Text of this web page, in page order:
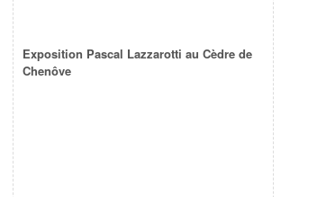
Exposition Pascal Lazzarotti au Cèdre de
Chenôve